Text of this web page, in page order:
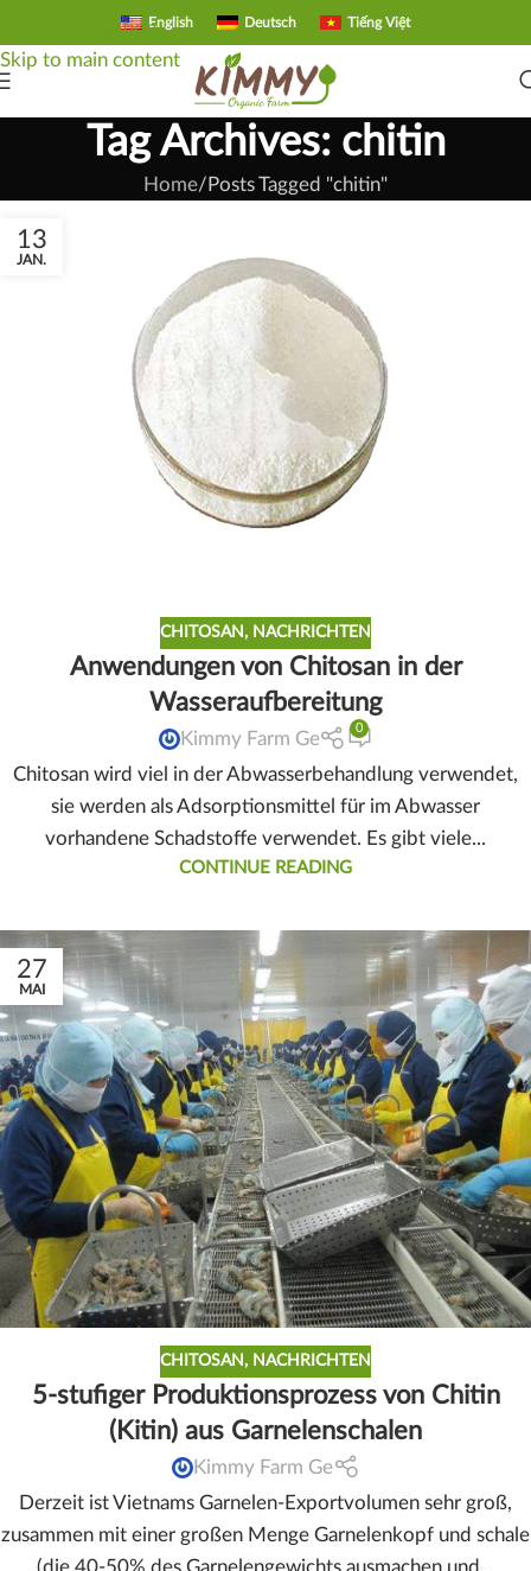
Skip to navigation
Skip to main content
English Deutsch Tiếng Việt
Tag Archives: chitin
Home Posts Tagged "chitin"
13
JAN.
CHITOSAN, NACHRICHTEN
Anwendungen von Chitosan in der
Wasseraufbereitung
Kimmy Farm Ge
0
Chitosan wird viel in der Abwasserbehandlung verwendet,
sie werden als Adsorptionsmittel für im Abwasser
vorhandene Schadstoffe verwendet. Es gibt viele...
CONTINUE READING
27
MAI
CHITOSAN, NACHRICHTEN
5-stufiger Produktionsprozess von Chitin
(Kitin) aus Garnelenschalen
Kimmy Farm Ge
Derzeit ist Vietnams Garnelen-Exportvolumen sehr groß,
zusammen mit einer großen Menge Garnelenkopf und schale
(die 40-50% des Garnelengewichts ausmachen und...